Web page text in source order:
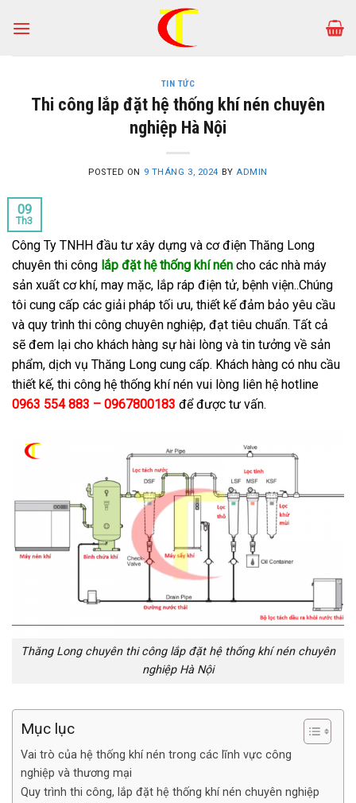
TIN TỨC
Thi công lắp đặt hệ thống khí nén chuyên
nghiệp Hà Nội
POSTED ON 9 THÁNG 3, 2024 BY ADMIN
09
Th3
Công Ty TNHH đầu tư xây dựng và cơ điện Thăng Long
chuyên thi công lắp đặt hệ thống khínén cho các nhà máy
sản xuất cơ khí, may mặc, lắp ráp điện tử, bệnh viện..Chúng
tôi cung cấp các giải pháp tối ưu, thiết kế đảm bảo yêu cầu
và quy trình thi công chuyên nghiệp, đạt tiêu chuẩn. Tất cả
sẽ đem lại cho khách hàng sự hài lòng và tin tưởng về sản
phẩm, dịch vụ Thăng Long cung cấp. Khách hàng có nhu cầu
thiết kế, thi công hệ thống khí nén vui lòng liên hệ hotline
0963 554 883 – 0967800183 để được tư vấn.
Thăng Long chuyên thi công lắp đặt hệ thống khí nén chuyên
nghiệp Hà Nội
Mục lục
Vai trò của hệ thống khí nén trong các lĩnh vực công
nghiệp và thương mại
Quy trình thi công, lắp đặt hệ thống khí nén chuyên nghiệp